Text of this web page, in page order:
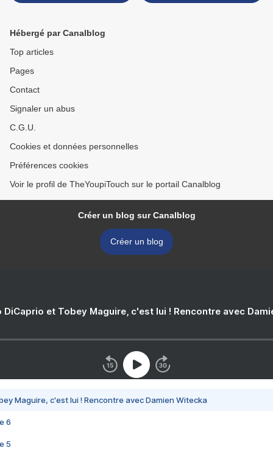
Hébergé par Canalblog
Top articles
Pages
Contact
Signaler un abus
C.G.U.
Cookies et données personnelles
Préférences cookies
Voir le profil de TheYoupiTouch sur le portail Canalblog
Créer un blog sur Canalblog
Créer un blog
DiCaprio et Tobey Maguire, c'est lui ! Rencontre avec
Maguire, c'est lui ! Rencontre avec Damien Witecka
6
5